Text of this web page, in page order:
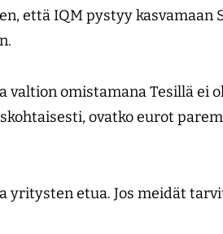
että IQM pystyy
valtion omistamana Tesillä ei
ovatko eurot
yritysten etua. Jos meidät